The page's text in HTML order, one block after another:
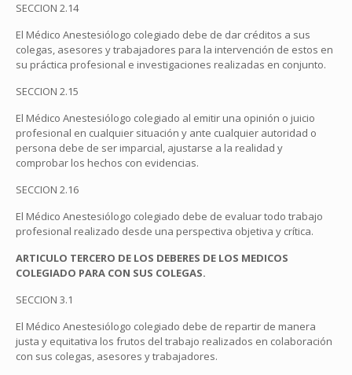
SECCION 2.14
El Médico Anestesiólogo colegiado debe de dar créditos a sus
colegas, asesores y trabajadores para la intervención de estos en
su práctica profesional e investigaciones realizadas en conjunto.
SECCION 2.15
El Médico Anestesiólogo colegiado al emitir una opinión o juicio
profesional en cualquier situación y ante cualquier autoridad o
persona debe de ser imparcial, ajustarse a la realidad y
comprobar los hechos con evidencias.
SECCION 2.16
El Médico Anestesiólogo colegiado debe de evaluar todo trabajo
profesional realizado desde una perspectiva objetiva y crítica.
ARTICULO TERCERO DE LOS DEBERES DE LOS MEDICOS
COLEGIADO PARA CON SUS COLEGAS.
SECCION 3.1
El Médico Anestesiólogo colegiado debe de repartir de manera
justa y equitativa los frutos del trabajo realizados en colaboración
con sus colegas, asesores y trabajadores.